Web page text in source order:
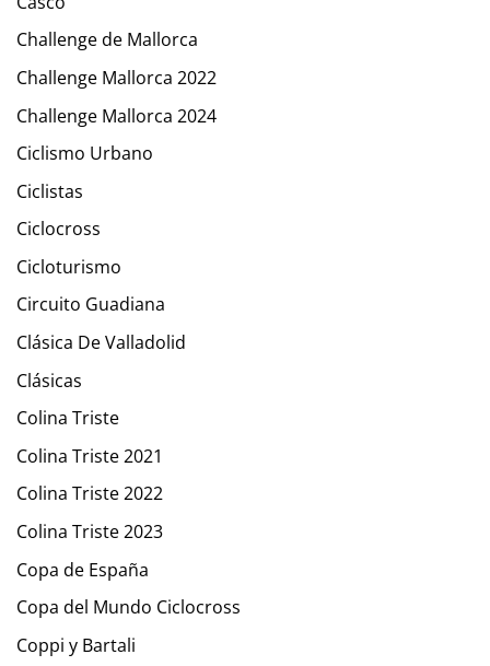
Challenge de Mallorca
Challenge Mallorca 2022
Challenge Mallorca 2024
Ciclismo Urbano
Ciclistas
Ciclocross
Cicloturismo
Circuito Guadiana
Clásica De Valladolid
Clásicas
Colina Triste
Colina Triste 2021
Colina Triste 2022
Colina Triste 2023
Copa de España
Copa del Mundo Ciclocross
Coppi y Bartali